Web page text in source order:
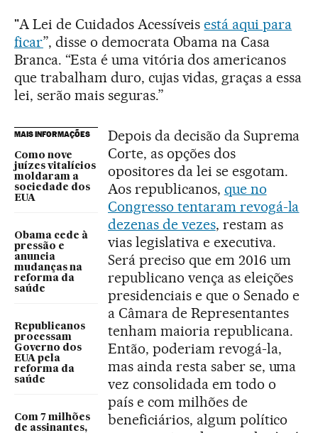
"A Lei de Cuidados Acessíveisestá aqui para
ficar”, disse o democrata Obama na Casa
Branca. “Esta é uma vitória dos americanos
que trabalham duro, cujas vidas, graças a essa
lei, serão mais seguras.”
MAIS INFORMAÇÕES
Como nove
juízes vitalícios
moldaram a
sociedade dos
EUA
Obama cede à
pressão e
anuncia
mudanças na
reforma da
saúde
Republicanos
processam
Governo dos
EUA pela
reforma da
saúde
Com 7 milhões
de assinantes,
Depois da decisão da Suprema
Corte, as opções dos
opositores da lei se esgotam.
Aos republicanos, que no
Congresso tentaram revogá-la
dezenas de vezes, restam as
vias legislativa e executiva.
Será preciso que em 2016 um
republicano vença as eleições
presidenciais e que o Senado e
a Câmara de Representantes
tenham maioria republicana.
Então, poderiam revogá-la,
mas ainda resta saber se, uma
vez consolidada em todo o
país e com milhões de
beneficiários, algum político